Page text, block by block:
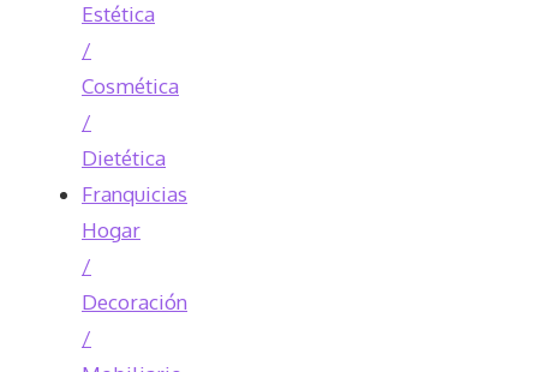
Estética
/
Cosmética
/
Dietética
Franquicias
Hogar
/
Decoración
/